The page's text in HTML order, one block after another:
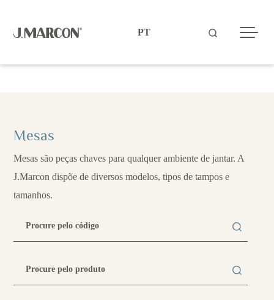
Mesas
Mesas são peças chaves para qualquer ambiente de jantar. A
J.Marcon dispõe de diversos modelos, tipos de tampos e
tamanhos.